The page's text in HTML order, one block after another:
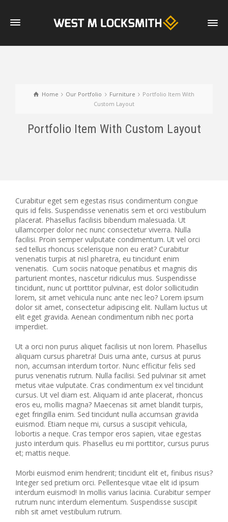
Home Our Portfolio Furniture
Portfolio Item With
Custom Layout
Portfolio Item With Custom Layout
Curabitur eget sem egestas risus condimentum congue
quis id felis. Suspendisse venenatis sem et orci vestibulum
placerat. Phasellus facilisis bibendum malesuada. Ut
ullamcorper dolor nec nunc consectetur viverra. Nulla
facilisi. Proin semper vulputate condimentum. Ut vel orci
sed tellus rhoncus scelerisque non eu erat? Curabitur
venenatis turpis at nisl pharetra, eu tincidunt enim
venenatis. Cum sociis natoque penatibus et magnis dis
parturient montes, nascetur ridiculus mus. Suspendisse
tincidunt, nunc ut porttitor pulvinar, est dolor sollicitudin
lorem, sit amet vehicula nunc ante nec leo? Lorem ipsum
dolor sit amet, consectetur adipiscing elit. Nullam luctus ut
elit eget gravida. Aenean condimentum nibh nec porta
imperdiet.
Ut a orci non purus aliquet facilisis ut non lorem. Phasellus
aliquam cursus pharetra! Duis urna ante, cursus at purus
non, accumsan interdum tortor. Nunc efficitur felis sed
purus venenatis rutrum. Nulla facilisi. Sed pulvinar sit amet
metus vitae vulputate. Cras condimentum ex vel tincidunt
cursus. Ut vel diam est. Aliquam id ante placerat, rhoncus
eros eu, mollis magna? Maecenas sit amet blandit turpis,
eget fringilla enim. Sed tincidunt nulla accumsan gravida
euismod. Etiam neque mi, cursus a suscipit vehicula,
lobortis a neque. Cras tempor eros sapien, vitae egestas
justo interdum quis. Phasellus eu mi porttitor, cursus purus
et; mattis neque.
Morbi euismod enim hendrerit; tincidunt elit et, finibus risus?
Integer sed pretium orci. Pellentesque vitae elit id ipsum
interdum euismod! In mollis varius lacinia. Curabitur semper
rutrum nunc interdum elementum. Suspendisse suscipit
nibh sit amet vestibulum rutrum.